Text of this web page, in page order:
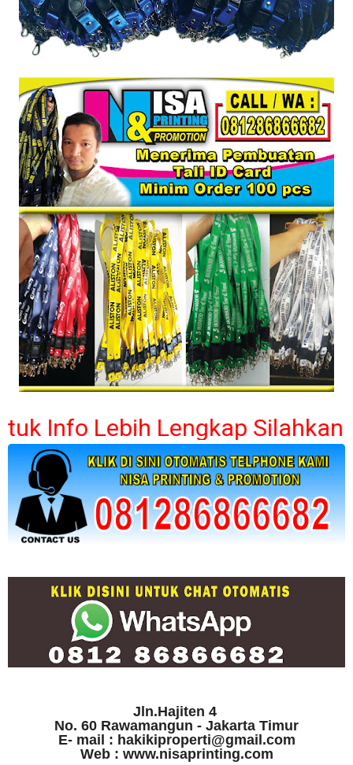
Lebih Lengkap Silahkan
Jln.Hajiten 4
No. 60 Rawamangun - Jakarta Timur
E- mail : hakikiproperti@gmail.com
Web : www.nisaprinting.com